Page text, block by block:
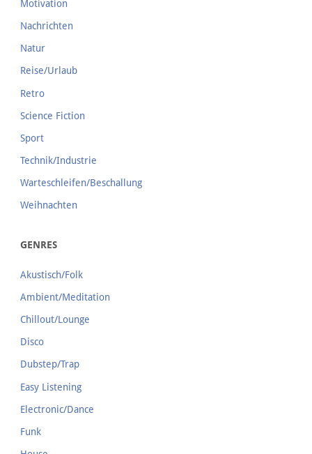
Motivation
Nachrichten
Natur
Reise/Urlaub
Retro
Science Fiction
Sport
Technik/Industrie
Warteschleifen/Beschallung
Weihnachten
GENRES
Akustisch/Folk
Ambient/Meditation
Chillout/Lounge
Disco
Dubstep/Trap
Easy Listening
Electronic/Dance
Funk